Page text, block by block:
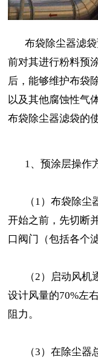
布袋除尘器滤袋
前对其进行粉料预
后，能够维护布袋
以及其他腐蚀性气
布袋除尘器滤袋的
1、预涂层操作
（1）布袋除尘
开始之前，先切断
口阀门（包括各个
（2）启动风机
设计风量的70%左
阻力。
（3）在除尘器